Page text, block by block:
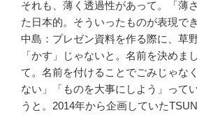
それも、薄く透過性があって。「薄
た日本的。そういったものが表現でき
中島：プレゼン資料を作る際に、草
「かす」じゃないと。名前を決めま
て。名前を付けることでごみじゃな
ない」「ものを大事にしよう」って
うと。2014年から企画していた